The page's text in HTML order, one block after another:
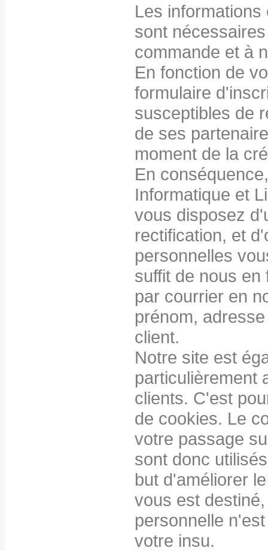
Les
sont
commande et à
En fonction de
formulaire
susceptibles de
de ses
moment de la
En
Informatique et
vous disposez
rectification, et
personnelles
suffit de nous en
par courrier en
prénom,
client.
Notre site est
particulièrement
clients. C'est
de cookies. Le
votre passage
sont donc
but d'améliorer
vous est
personnelle
votre insu.